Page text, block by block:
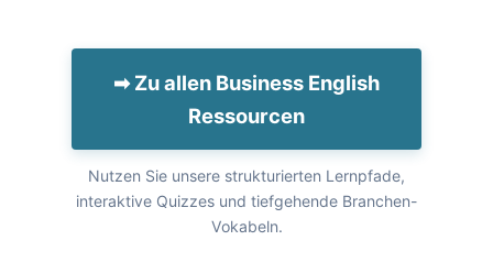
➡ Zu allen Business English
Ressourcen
Nutzen Sie unsere strukturierten Lernpfade,
interaktive Quizzes und tiefgehende Branchen-
Vokabeln.